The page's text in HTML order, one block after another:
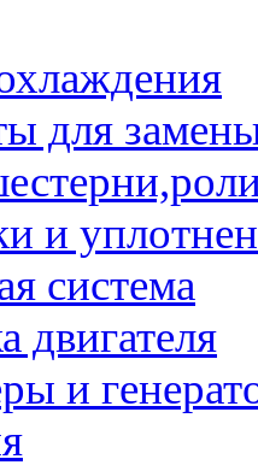
для
и
система
двигателя
и